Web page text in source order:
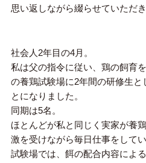
思い返しながら綴らせていただき
社会人2年目の4月。
私は父の指令に従い、鶏の飼育
の養鶏試験場に2年間の研修生と
とになりました。
同期は5名。
ほとんどが私と同じく実家が養
激を受けながら毎日仕事をしてい
試験場では、餌の配合内容によ